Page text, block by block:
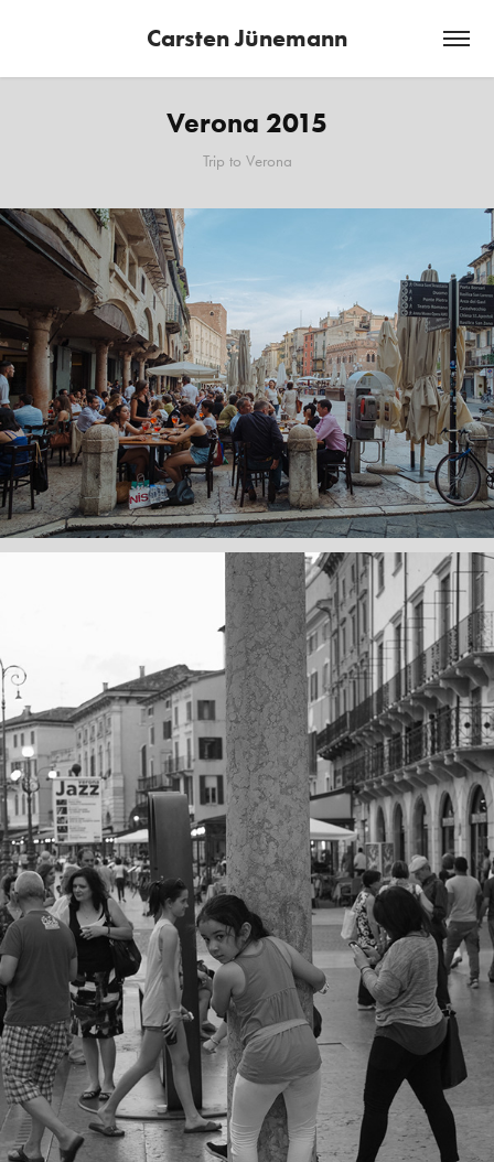
Carsten Jünemann
Verona 2015
Trip to Verona